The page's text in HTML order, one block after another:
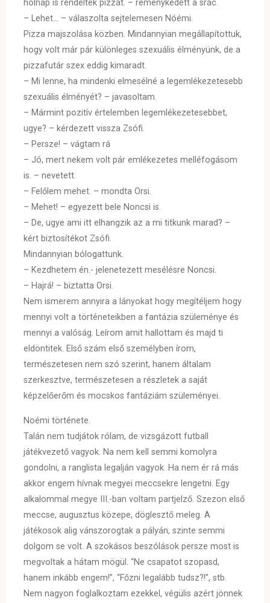
holnap is rendeltek pizzát. – reménykedett a srác.
– Lehet… – válaszolta sejtelemesen Nóémi.
Pizza majszolása közben. Mindannyian megállapítottuk,
hogy volt már pár különleges szexuális élményünk, de a
pizzafutár szex eddig kimaradt.
– Mi lenne, ha mindenki elmesélné a legemlékezetesebb
szexuális élményét? – javasoltam.
– Mármint pozitív értelemben legemlékezetesebbet,
ugye? – kérdezett vissza Zsófi.
– Persze! – vágtam rá
– Jó, mert nekem volt pár emlékezetes melléfogásom
is. – nevetett.
– Felőlem mehet. – mondta Orsi.
– Mehet! – egyezett bele Noncsi is.
– De, ugye ami itt elhangzik az a mi titkunk marad? –
kért biztosítékot Zsófi.
Mindannyian bólogattunk.
– Kezdhetem én.- jelenetezett mesélésre Noncsi.
– Hajrá! – biztatta Orsi.
Nem ismerem annyira a lányokat hogy megítéljem hogy
mennyi volt a történeteikben a fantázia szüleménye és
mennyi a valóság. Leírom amit hallottam és majd ti
eldöntitek. Első szám első személyben írom,
természetesen nem szó szerint, hanem általam
szerkesztve, természetesen a részletek a saját
képzelőerőm és mocskos fantáziám szüleményei.
Noémi története.
Talán nem tudjátok rólam, de vizsgázott futball
játékvezető vagyok. Na nem kell semmi komolyra
gondolni, a ranglista legalján vagyok. Ha nem ér rá más
akkor engem hívnak megyei meccsekre lengetni. Egy
alkalommal megye III.-ban voltam partjelző. Szezon első
meccse, augusztus közepe, döglesztő meleg. A
játékosok alig vánszorogtak a pályán, szinte semmi
dolgom se volt. A szokásos beszólások persze most is
megvoltak a hátam mögül. “Ne csapatot szopasd,
hanem inkább engem!”, “Főzni legalább tudsz?!”, stb.
Nem nagyon foglalkoztam ezekkel, végülis azért jönnek